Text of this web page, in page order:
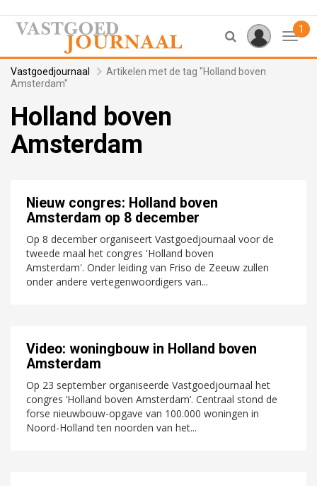
1
Vastgoedjournaal
Artikelen met de tag "Holland boven
Amsterdam"
Holland boven
Amsterdam
Nieuw congres: Holland boven
Amsterdam op 8 december
Op 8 december organiseert Vastgoedjournaal voor de
tweede maal het congres 'Holland boven
Amsterdam'. Onder leiding van Friso de Zeeuw zullen
onder andere vertegenwoordigers van...
Video: woningbouw in Holland boven
Amsterdam
Op 23 september organiseerde Vastgoedjournaal het
congres ‘Holland boven Amsterdam’. Centraal stond de
forse nieuwbouw-opgave van 100.000 woningen in
Noord-Holland ten noorden van het...